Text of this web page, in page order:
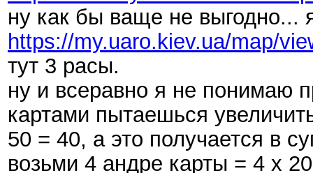
ну как бы ваще не выгодно...
https://my.uaro.kiev.ua/map/
тут 3 расы.
ну и всеравно я не понимаю
картами пытаешься
50 = 40, а это получается в
возьми 4 андре карты = 4 х